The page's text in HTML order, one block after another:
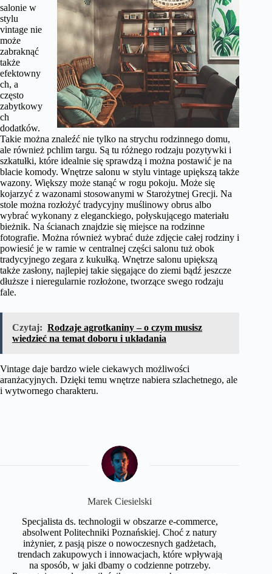
salonie w
stylu
vintage nie
może
zabraknąć
także
efektowny
ch, a
często
zabytkowy
ch
dodatków.
Takie można znaleźć nie tylko na strychu rodzinnego domu,
ale również pchlim targu. Są tu różnego rodzaju pozytywki i
szkatułki, które idealnie się sprawdzą i można postawić je na
blacie komody. Wnętrze salonu w stylu vintage upiększą także
wazony. Większy może stanąć w rogu pokoju. Może się
kojarzyć z wazonami stosowanymi w Starożytnej Grecji. Na
stole można rozłożyć tradycyjny muślinowy obrus albo
wybrać wykonany z eleganckiego, połyskującego materiału
bieżnik. Na ścianach znajdzie się miejsce na rodzinne
fotografie. Można również wybrać duże zdjęcie całej rodziny i
powiesić je w ramie w centralnej części salonu tuż obok
tradycyjnego zegara z kukułką. Wnętrze salonu upiększą
także zasłony, najlepiej takie sięgające do ziemi bądź jeszcze
dłuższe i nieregularnie rozłożone, tworzące swego rodzaju
fale.
Czytaj: Rodzaje agrotkaniny – o czym musisz
wiedzieć na temat doboru i układania
Vintage daje bardzo wiele ciekawych możliwości
aranżacyjnych. Dzięki temu wnętrze nabiera szlachetnego, ale
i wytwornego charakteru.
Marek Ciesielski
Specjalista ds. technologii w obszarze e-commerce,
absolwent Politechniki Poznańskiej. Choć z natury
inżynier, z pasją pisze o nowoczesnych gadżetach,
trendach zakupowych i innowacjach, które wpływają
na sposób, w jaki dbamy o codzienne potrzeby.